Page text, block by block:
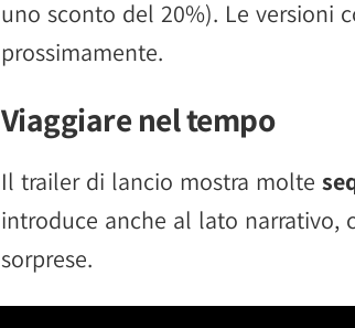
uno sconto del 20%). Le versioni
prossimamente.
Viaggiare nel tempo
Il trailer di lancio mostra molte
introduce anche al lato narrativo,
sorprese.